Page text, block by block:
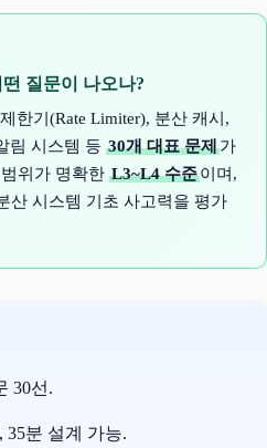
질문이 나오나?
한기(Rate Limiter), 분산 캐시,
림 시스템 등 30개 대표 문제가
위가 명확한 L3~L4 수준이며,
산 시스템 기초 사고력을 평가
30선.
35분 설계 가능.